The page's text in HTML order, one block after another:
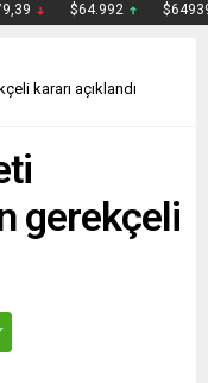
$64.992
kararı açıklandı
gerekçeli